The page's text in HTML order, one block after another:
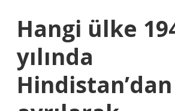
Hangi ülke
yılında
Hindistan’dan